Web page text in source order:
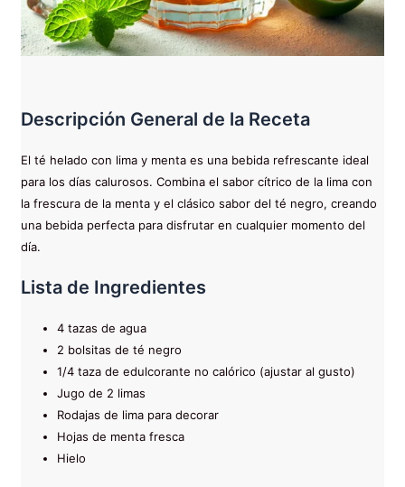
Descripción General de la Receta
El té helado con lima y menta es una bebida refrescante ideal
para los días calurosos. Combina el sabor cítrico de la lima con
la frescura de la menta y el clásico sabor del té negro, creando
una bebida perfecta para disfrutar en cualquier momento del
día.
Lista de Ingredientes
4 tazas de agua
2 bolsitas de té negro
1/4 taza de edulcorante no calórico (ajustar al gusto)
Jugo de 2 limas
Rodajas de lima para decorar
Hojas de menta fresca
Hielo